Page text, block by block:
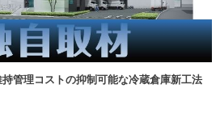
持管理コストの抑制可能な冷蔵倉庫新工法